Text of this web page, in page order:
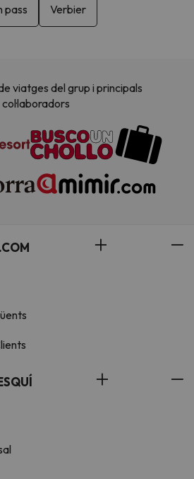
pass Verbier
viatges del grup i principals
col·laboradors